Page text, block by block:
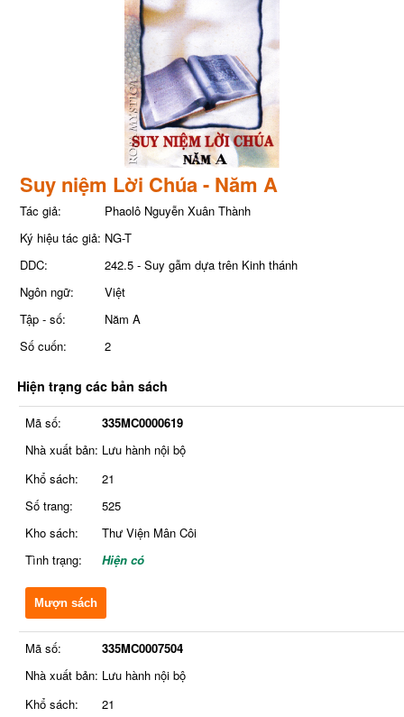
Suy niệm Lời Chúa - Năm A
Tác giả:
Phaolô Nguyễn Xuân Thành
Ký hiệu tác giả: NG-T
DDC:
242.5 - Suy gẫm dựa trên Kinh thánh
Ngôn ngữ:
Việt
Tập - số:
Năm A
Số cuốn:
2
Hiện trạng các bản sách
Mã số:
335MC0000619
Nhà xuất bản: Lưu hành nội bộ
Khổ sách:
21
Số trang:
525
Kho sách:
Thư Viện Mân Côi
Tình trạng:
Hiện có
Mượn sách
Mã số:
335MC0007504
Nhà xuất bản: Lưu hành nội bộ
Khổ sách:
21